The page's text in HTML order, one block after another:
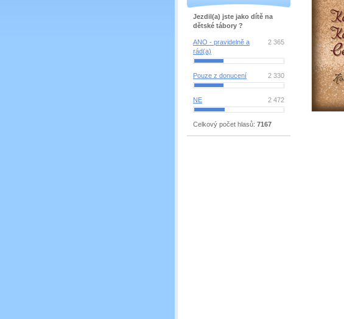
Jezdil(a) jste jako dítě na
dětské tábory ?
ANO - pravidelně a
rád(a)
2 365
Pouze z donucení 2 330
NE 2 472
Celkový počet hlasů: 7167